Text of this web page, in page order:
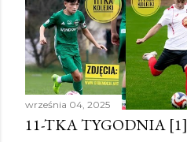
września 04, 2025
11-TKA TYGODNIA [1]